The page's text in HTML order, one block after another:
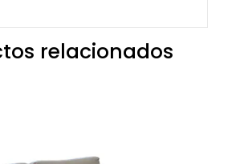
relacionados